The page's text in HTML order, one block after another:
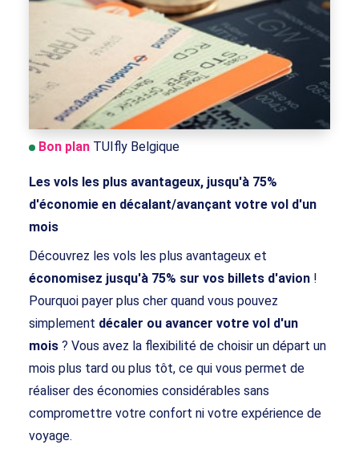
Bon plan TUIfly Belgique
Les vols les plus avantageux, jusqu'à 75%
d'économie en décalant/avançant votre vol d'un
mois
Découvrez les vols les plus avantageux et
économisez jusqu'à 75% sur vos billets d'avion !
Pourquoi payer plus cher quand vous pouvez
simplement décaler ou avancer votre vol d'un
mois ? Vous avez la flexibilité de choisir un départ un
mois plus tard ou plus tôt, ce qui vous permet de
réaliser des économies considérables sans
compromettre votre confort ni votre expérience de
voyage.